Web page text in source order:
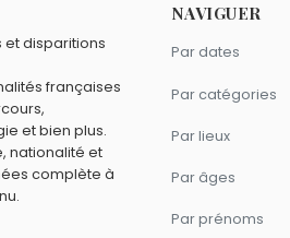
Guevara John Fitzgerald Kennedy
et disparitions
françaises
et bien plus.
nationalité et
complète à
NAVIGUER
Par dates
Par catégories
Par lieux
Par âges
Par prénoms